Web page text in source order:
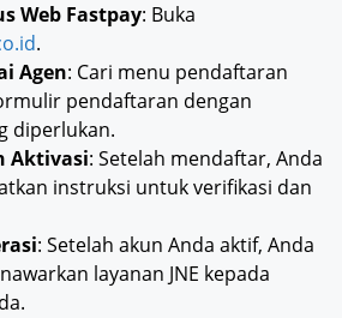
Web Fastpay: Buka
.
Agen: Cari menu pendaftaran
pendaftaran dengan
diperlukan.
Aktivasi: Setelah mendaftar, Anda
instruksi untuk verifikasi dan
: Setelah akun Anda aktif, Anda
layanan JNE kepada